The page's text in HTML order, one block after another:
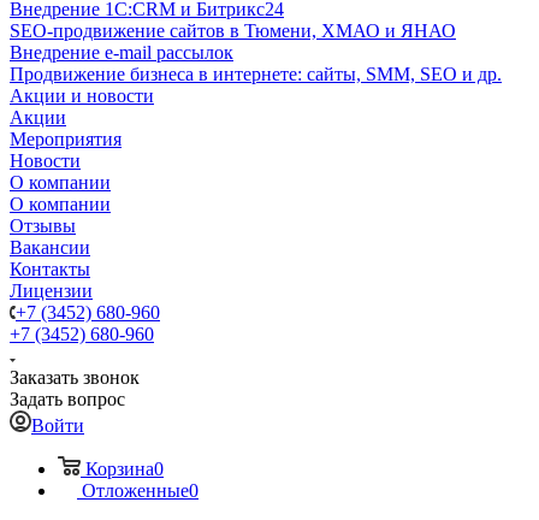
Внедрение 1C:CRM и Битрикс24
SEO-продвижение сайтов в Тюмени, ХМАО и ЯНАО
Внедрение e-mail рассылок
Продвижение бизнеса в интернете: сайты, SMM, SEO и др.
Акции и новости
Акции
Мероприятия
Новости
О компании
О компании
Отзывы
Вакансии
Контакты
Лицензии
+7 (3452) 680-960
+7 (3452) 680-960
Заказать звонок
Задать вопрос
Войти
Корзина0
Отложенные0